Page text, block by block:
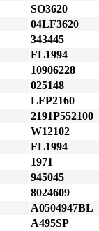
SO3620
04LF3620
343445
FL1994
10906228
025148
LFP2160
2191P552100
W12102
FL1994
1971
945045
8024609
A0504947BL
A495SP